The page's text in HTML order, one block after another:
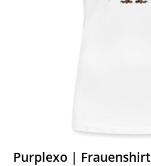
Purplexo | Frauenshirt